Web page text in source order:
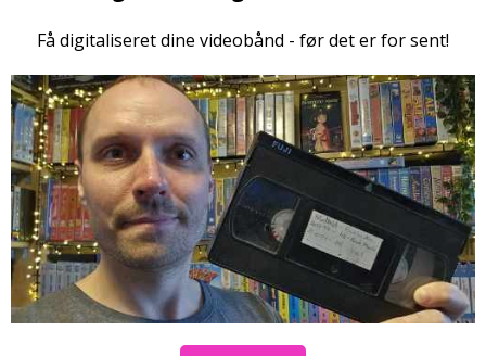
Få digitaliseret dine videobånd - før det er for sent!